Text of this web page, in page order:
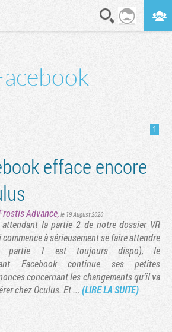
1
efface encore
Advance, le 19 August 2020
attendant la partie 2 de notre dossier VR
commence à sérieusement se faire attendre
partie 1 est toujours dispo), le
Facebook continue ses petites
concernant les changements qu’il va
chez Oculus. Et ... (LIRE LA SUITE)